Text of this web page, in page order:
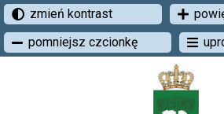
zmień kontrast
pomniejsz czcionkę